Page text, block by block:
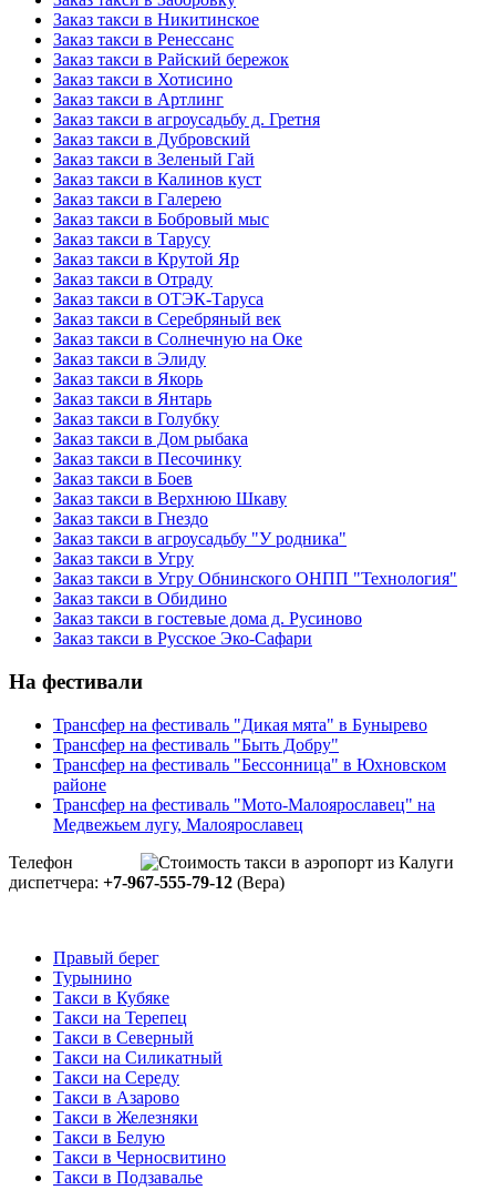
Заказ такси в Никитинское
Заказ такси в Ренессанс
Заказ такси в Райский бережок
Заказ такси в Хотисино
Заказ такси в Артлинг
Заказ такси в агроусадьбу д. Гретня
Заказ такси в Дубровский
Заказ такси в Зеленый Гай
Заказ такси в Калинов куст
Заказ такси в Галерею
Заказ такси в Бобровый мыс
Заказ такси в Тарусу
Заказ такси в Крутой Яр
Заказ такси в Отраду
Заказ такси в ОТЭК-Таруса
Заказ такси в Серебряный век
Заказ такси в Солнечную на Оке
Заказ такси в Элиду
Заказ такси в Якорь
Заказ такси в Янтарь
Заказ такси в Голубку
Заказ такси в Дом рыбака
Заказ такси в Песочинку
Заказ такси в Боев
Заказ такси в Верхнюю Шкаву
Заказ такси в Гнездо
Заказ такси в агроусадьбу "У родника"
Заказ такси в Угру
Заказ такси в Угру Обнинского ОНПП "Технология"
Заказ такси в Обидино
Заказ такси в гостевые дома д. Русиново
Заказ такси в Русское Эко-Сафари
На фестивали
Трансфер на фестиваль "Дикая мята" в Бунырево
Трансфер на фестиваль "Быть Добру"
Трансфер на фестиваль "Бессонница" в Юхновском
районе
Трансфер на фестиваль "Мото-Малоярославец" на
Медвежьем лугу, Малоярославец
Телефон
диспетчера: +7-967-555-79-12 (Вера)
Правый берег
Турынино
Такси в Кубяке
Такси на Терепец
Такси в Северный
Такси на Силикатный
Такси на Середу
Такси в Азарово
Такси в Железняки
Такси в Белую
Такси в Черносвитино
Такси в Подзавалье